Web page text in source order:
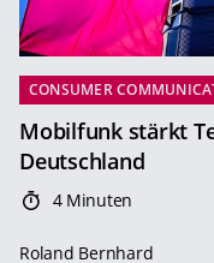
CONSUMER
Mobilfunk stärkt
Deutschland
4 Minuten
Roland Bernhard